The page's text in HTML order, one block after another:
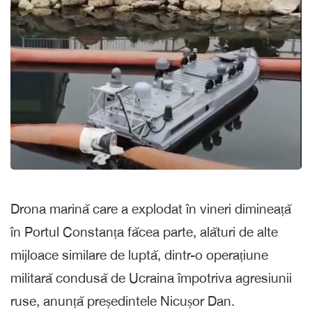
Drona marină care a explodat în vineri dimineață
în Portul Constanța făcea parte, alături de alte
mijloace similare de luptă, dintr-o operațiune
militară condusă de Ucraina împotriva agresiunii
ruse, anunță președintele Nicușor Dan.